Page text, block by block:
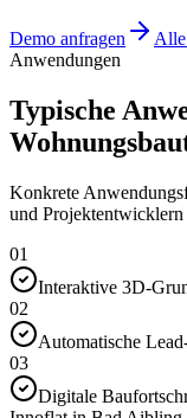
Demo anfragen
Anwendungen
Typische
Konkrete
und
01
Interaktive 3D-
02
Automatische
03
Digitale